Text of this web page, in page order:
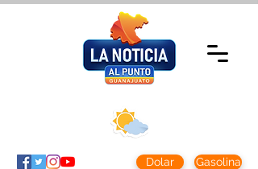
Dolar Gasolina